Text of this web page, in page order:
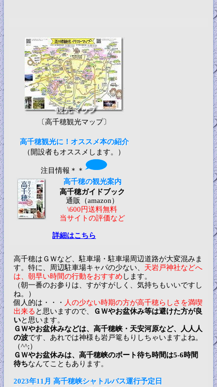
〔高千穂観光マップ〕
高千穂観光に！オススメ本の紹介
（開設者もオススメします。）
注目情報＊＊
高千穂の観光案内
高千穂ガイドブック
通販（amazon）
\600円送料無料
当サイトの評価など
詳細はこちら
高千穂はＧＷなど、駐車場・駐車場周辺道路が大変混みま
す。特に、周辺駐車場キャパの少ない、 天岩戸神社などへ
は、朝早い時間の行動をおすすめ します。
（朝一番のお参りは、すがすがしく、気持ちもいいですし
ね。）
個人的は・・・ 人の少ない時期の方が高千穂らしさを満喫
出来る と思いますので、
ＧＷやお盆休み等は避けた方が良
いと思います。
ＧＷやお盆休みなどは、高千穂峡・天安河原など、人人人
の波です、あれでは神様も岩戸篭もりしちゃいますよね。
（^^;）
ＧＷやお盆休みは、高千穂峡のボート待ち時間は5-6時間
待ちなんてこともあります。
2023年11月 高千穂峡シャトルバス運行予定日